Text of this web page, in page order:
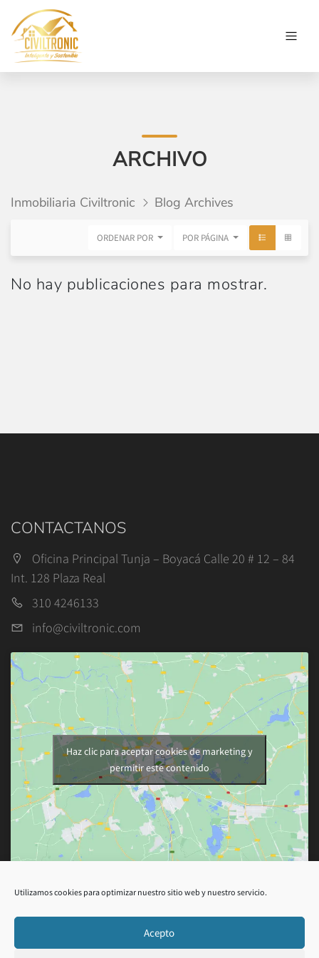
Utilizamos cookies para optimizar nuestro sitio web y nuestro servicio.
Acepto
ARCHIVO
Inmobiliaria Civiltronic Blog Archives
ORDENAR POR POR PÁGINA
No hay publicaciones para mostrar.
CONTACTANOS
Oficina Principal Tunja – Boyacá Calle 20 # 12 – 84
Int. 128 Plaza Real
310 4246133
info@civiltronic.com
Haz clic para aceptar cookies de marketing y
permitir este contenido